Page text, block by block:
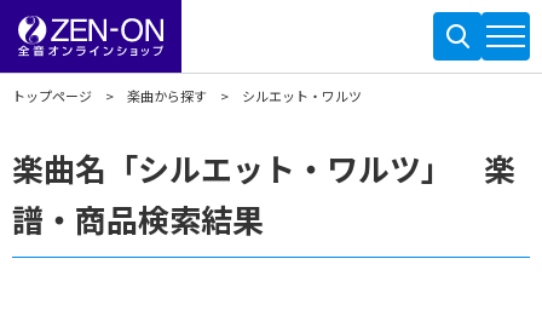
トップページ 楽曲から探す シルエット・ワルツ
楽曲名「シルエット・ワルツ」 楽
譜・商品検索結果